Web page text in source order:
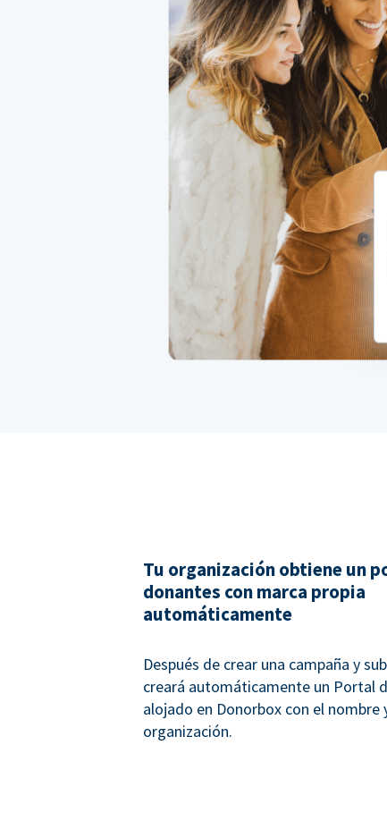
Tu organización obtiene un
donantes con marca propia
automáticamente
Después de crear una campaña y
creará automáticamente un Portal
alojado en Donorbox con el
organización.